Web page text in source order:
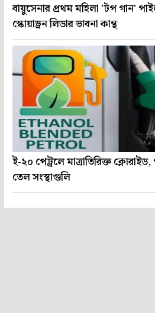
বায়ুসেনার প্রথম মহিলা 'টপ গান'
স্কোয়াড্রন লিডার ভাবনা কান্থ
ই-২০ পেট্রলে মাত্রাতিরিক্ত
তেল সংস্থাগুলি